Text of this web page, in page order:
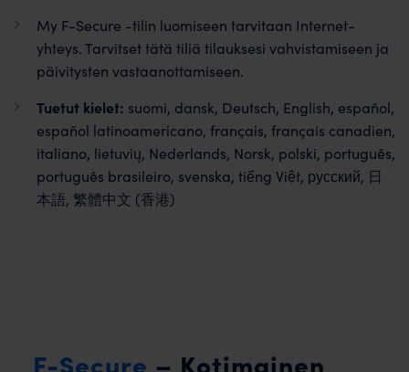
My F-Secure -tilin luomiseen tarvitaan Internet-
yhteys. Tarvitset tätä tiliä tilauksesi vahvistamiseen ja
päivitysten vastaanottamiseen.
Tuetut kielet: suomi, dansk, Deutsch, English, español,
español latinoamericano, français, français canadien,
italiano, lietuvių, Nederlands, Norsk, polski, português,
português brasileiro, svenska, tiếng Việt, русский, 日
本語, 繁體中文 (香港)
F-Secure – Kotimainen